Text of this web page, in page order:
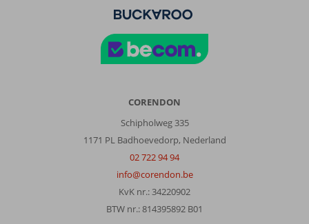
CORENDON
Schipholweg 335
1171 PL Badhoevedorp, Nederland
02 722 94 94
info@corendon.be
KvK nr.: 34220902
BTW nr.: 814395892 B01